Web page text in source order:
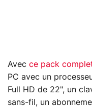
Avec ce pack
PC avec un
Full HD de 22", un
sans-fil, un